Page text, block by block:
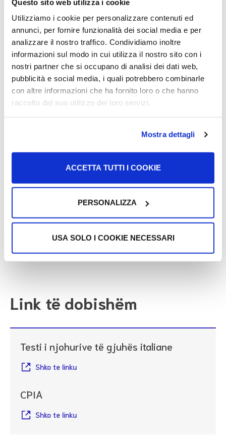
Questo sito web utilizza i cookie
Utilizziamo i cookie per personalizzare contenuti ed
annunci, per fornire funzionalità dei social media e per
analizzare il nostro traffico. Condividiamo inoltre
informazioni sul modo in cui utilizza il nostro sito con i
nostri partner che si occupano di analisi dei dati web,
pubblicità e social media, i quali potrebbero combinarle
con altre informazioni che ha fornito loro o che hanno
raccolto dal suo utilizzo dei loro servizi.
Mostra dettagli
ACCETTA TUTTI I COOKIE
PERSONALIZZA
USA SOLO I COOKIE NECESSARI
Centri Provinciali per l’Istruzione degli Adulti(CPIA
(Qendra e Lëshimit të Provave për Arsimin e të
Rriturve). Mund të kërkosh atë pranë zones ku jeton
në Google duke shkruar:“CPIA + emrin e qytetit ku
jeton”;
Enti Certificatori(Organizata Certifikuese):
Organizata siUniversità di Roma Tre , Università per
Stranieri di Perugia (Universiteti për të Huajit në
dhe teste për certifikatat e gjuhës.
Mund të dërgosh një aplikim për të marrë testin e gjuhës
kësaj faqeje.
Mos harro se duhet të jesh i pajisur meSPID.
Link të dobishëm
Testi i njohurive të gjuhës italiane
Shko te linku
CPIA
Shko te linku